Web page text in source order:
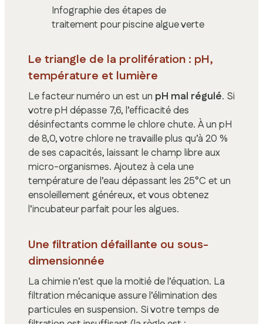
Infographie des étapes de
traitement pour piscine algue verte
Le triangle de la prolifération : pH,
température et lumière
Le facteur numéro un est un pH mal régulé. Si
votre pH dépasse 7,6, l’efficacité des
désinfectants comme le chlore chute. À un pH
de 8,0, votre chlore ne travaille plus qu’à 20 %
de ses capacités, laissant le champ libre aux
micro-organismes. Ajoutez à cela une
température de l’eau dépassant les 25°C et un
ensoleillement généreux, et vous obtenez
l’incubateur parfait pour les algues.
Une filtration défaillante ou sous-
dimensionnée
La chimie n’est que la moitié de l’équation. La
filtration mécanique assure l’élimination des
particules en suspension. Si votre temps de